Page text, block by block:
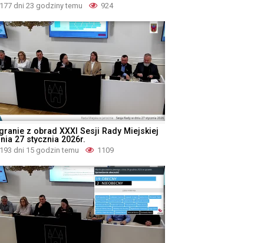
177 dni 23 godziny temu 924
z obrad XXXI Sesji Rady Miejskiej
27 stycznia 2026r.
193 dni 15 godzin temu 1109